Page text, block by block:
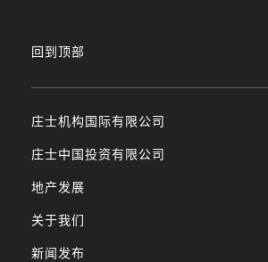
庄士机构国际有限公司
庄士中国投资有限公司
地产发展
关于我们
新闻发布
回到顶部